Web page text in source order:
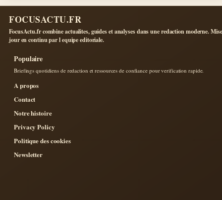
FOCUSACTU.FR
FocusActu.fr combine actualites, guides et analyses dans une redaction moderne.
jour en continu par l equipe editoriale.
Populaire
Briefings quotidiens de redaction et ressources de confiance pour verification rapide.
A propos
Contact
Notre histoire
Privacy Policy
Politique des cookies
Newsletter